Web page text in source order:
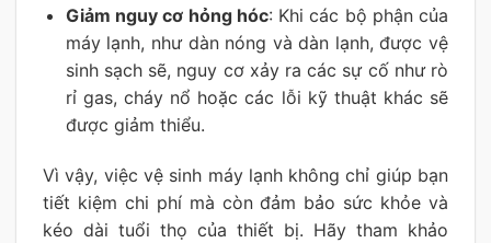
Giảm nguy cơ hỏng hóc: Khi các bộ phận của
máy lạnh, như dàn nóng và dàn lạnh, được vệ
sinh sạch sẽ, nguy cơ xảy ra các sự cố như rò
rỉ gas, cháy nổ hoặc các lỗi kỹ thuật khác sẽ
được giảm thiểu.
Vì vậy, việc vệ sinh máy lạnh không chỉ giúp bạn
tiết kiệm chi phí mà còn đảm bảo sức khỏe và
kéo dài tuổi thọ của thiết bị. Hãy tham khảo